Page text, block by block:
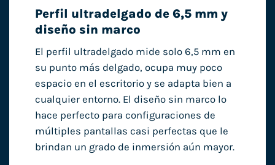
Perfil ultradelgado de 6,5 mm y
diseño sin marco
El perfil ultradelgado mide solo 6,5 mm en
su punto más delgado, ocupa muy poco
espacio en el escritorio y se adapta bien a
cualquier entorno. El diseño sin marco lo
hace perfecto para configuraciones de
múltiples pantallas casi perfectas que le
brindan un grado de inmersión aún mayor.